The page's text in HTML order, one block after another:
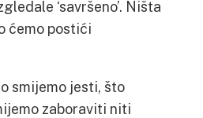
‘savršeno’. Ništa
ćemo postići
smijemo jesti, što
zaboraviti niti